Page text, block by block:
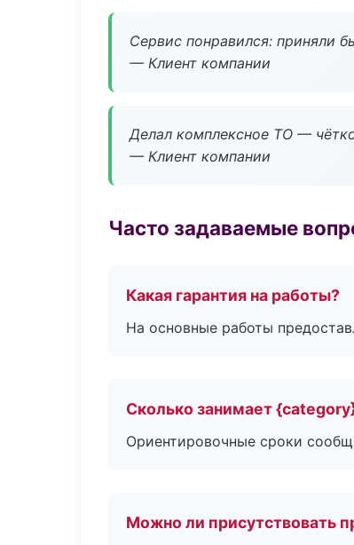
Сервис понравился: приняли
— Клиент компании
Делал комплексное ТО —
— Клиент компании
Часто задаваемые
Какая гарантия на работы?
На основные работы
Сколько занимает
Ориентировочные сроки
Можно ли присутствовать